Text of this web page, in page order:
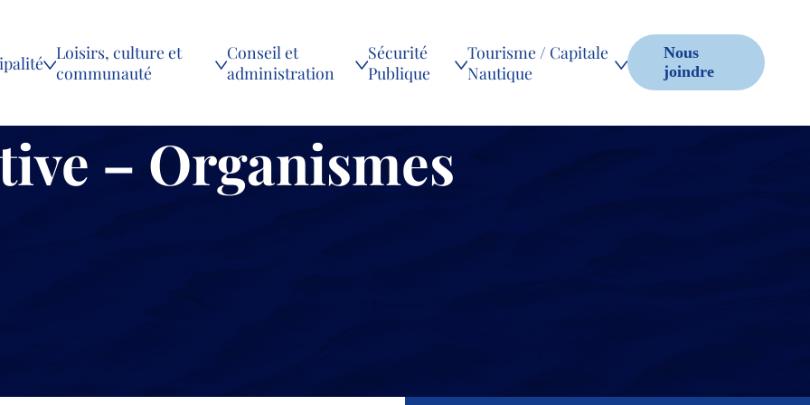
Loisirs, culture et
communauté
Conseil et
administration
Sécurité
Publique
Tourisme / Capitale
Nautique
Nous
joindre
– Organismes